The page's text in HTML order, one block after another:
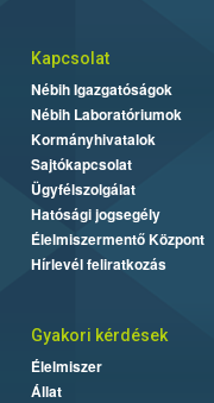
Kapcsolat
Nébih Igazgatóságok
Nébih Laboratóriumok
Kormányhivatalok
Sajtókapcsolat
Ügyfélszolgálat
Hatósági jogsegély
Élelmiszermentő Központ
Hírlevél feliratkozás
Gyakori kérdések
Élelmiszer
Állat